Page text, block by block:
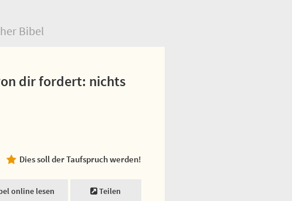
Bibel
dir fordert: nichts
Dies soll der Taufspruch werden!
online lesen Teilen